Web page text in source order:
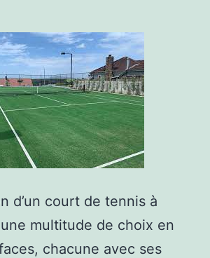
d’un court de tennis à
multitude de choix en
chacune avec ses